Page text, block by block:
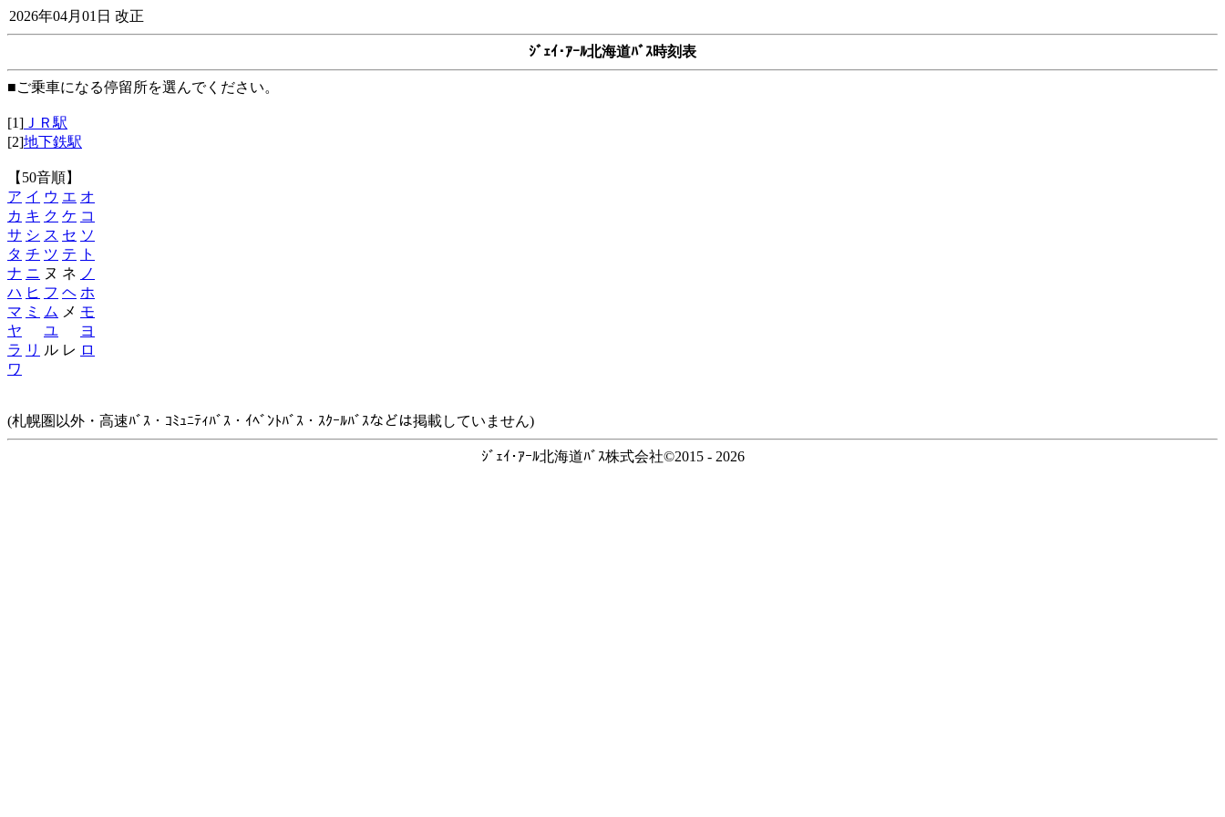
2026年04月01日 改正
ｼﾞｪｲ･ｱｰﾙ北海道ﾊﾞｽ時刻表
■ご乗車になる停留所を選んでください。
[1] ＪＲ駅
[2]地下鉄駅
【50音順】
ア イ ウ エ オ
カ キ ク ケ コ
サ シ ス セ ソ
タ チ ツ テ
ト
ナ ニ ヌ ネ ノ
ハ ヒ フ ヘ ホ
マ ミ ム メ モ
ヤ
ユ
ヨ
ラ リ ル レ ロ
ワ
(札幌圏以外・高速ﾊﾞｽ・ｺﾐｭﾆﾃｨﾊﾞｽ・ｲﾍﾞﾝﾄﾊﾞｽ・ｽｸｰﾙﾊﾞｽなどは掲載していません)
ｼﾞｪｲ･ｱｰﾙ北海道ﾊﾞｽ株式会社©2015 - 2026